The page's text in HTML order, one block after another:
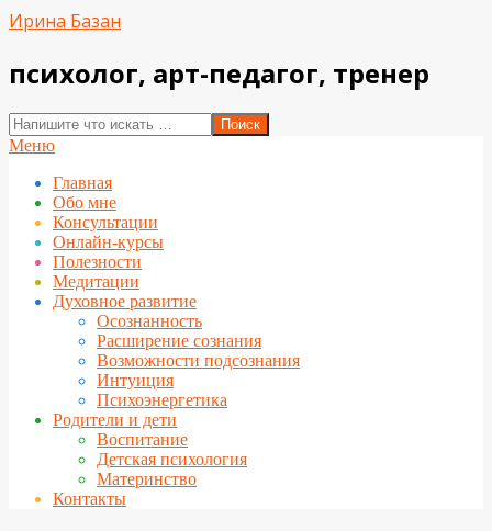
Перейти
Ирина Базан
психолог, арт-педагог, тренер
Поиск
Вторичное
навигации
Меню
Главная
Обо мне
Консультации
Онлайн-курсы
Полезности
Медитации
Духовное развитие
Осознанность
Расширение сознания
Возможности подсознания
Интуиция
Психоэнергетика
Родители и дети
Воспитание
Детская психология
Материнство
Контакты